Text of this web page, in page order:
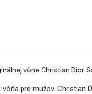
vône Christian Dior
pre mužov. Christian